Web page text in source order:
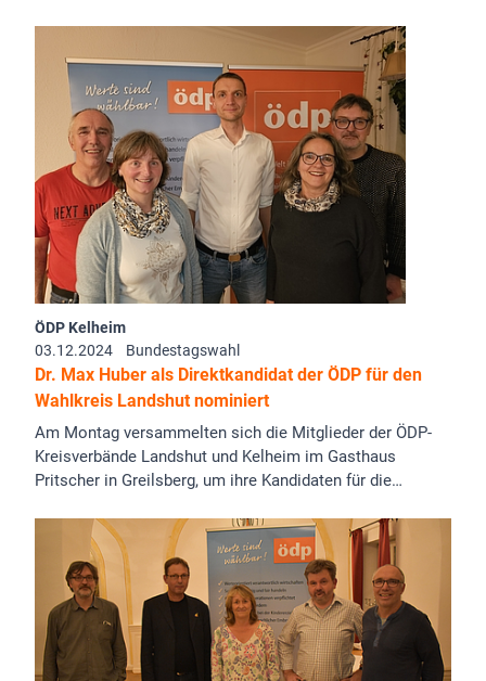
ÖDP Kelheim
03.12.2024
Bundestagswahl
Dr. Max Huber als Direktkandidat der ÖDP für den
Wahlkreis Landshut nominiert
Am Montag versammelten sich die Mitglieder der ÖDP-
Kreisverbände Landshut und Kelheim im Gasthaus
Pritscher in Greilsberg, um ihre Kandidaten für die…